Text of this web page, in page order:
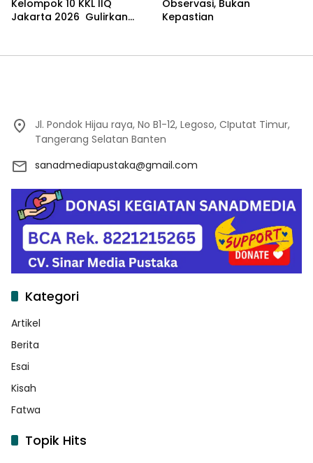
Kelompok 10 KKL IIQ
Jakarta 2026 Gulirkan
Observasi, Bukan
Kepastian
Jl. Pondok Hijau raya, No B1-12, Legoso, CIputat Timur,
Tangerang Selatan Banten
sanadmediapustaka@gmail.com
Kategori
Artikel
Berita
Esai
Kisah
Fatwa
Topik Hits